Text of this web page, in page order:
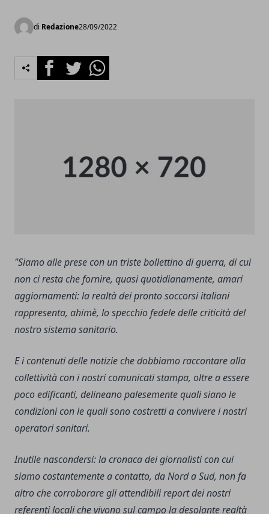
di Redazione28/09/2022
FacebookTwitterWhatsapp
"Siamo alle prese con un triste bollettino di guerra, di cui
non ci resta che fornire, quasi quotidianamente, amari
aggiornamenti: la realtà dei pronto soccorsi italiani
rappresenta, ahimè, lo specchio fedele delle criticità del
nostro sistema sanitario.
E i contenuti delle notizie che dobbiamo raccontare alla
collettività con i nostri comunicati stampa, oltre a essere
poco edificanti, delineano palesemente quali siano le
condizioni con le quali sono costretti a convivere i nostri
operatori sanitari.
Inutile nascondersi: la cronaca dei giornalisti con cui
siamo costantemente a contatto, da Nord a Sud, non fa
altro che corroborare gli attendibili report dei nostri
referenti locali che vivono sul campo la desolante realtà